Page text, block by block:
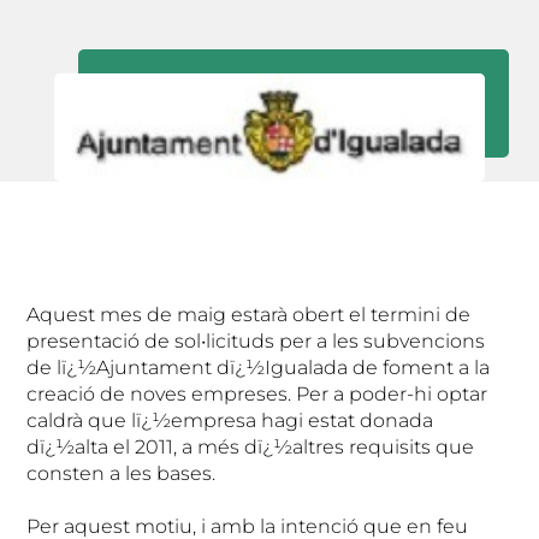
Aquest mes de maig estarà obert el termini de
presentació de sol•licituds per a les subvencions
de lï¿½Ajuntament dï¿½Igualada de foment a la
creació de noves empreses. Per a poder-hi optar
caldrà que lï¿½empresa hagi estat donada
dï¿½alta el 2011, a més dï¿½altres requisits que
consten a les bases.
Per aquest motiu, i amb la intenció que en feu